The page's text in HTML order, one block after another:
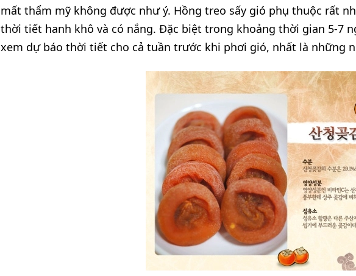
mất thẩm mỹ không được như ý. Hồng treo sấy gió phụ thuộc rất
thời tiết hanh khô và có nắng. Đặc biệt trong khoảng thời gian 5-7
xem dự báo thời tiết cho cả tuần trước khi phơi gió, nhất là những